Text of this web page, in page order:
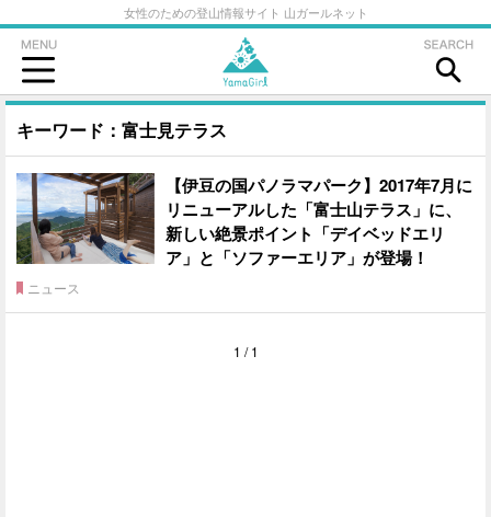
女性のための登山情報サイト 山ガールネット
キーワード：富士見テラス
【伊豆の国パノラマパーク】2017年7月に
リニューアルした「富士山テラス」に、
新しい絶景ポイント「デイベッドエリ
ア」と「ソファーエリア」が登場！
ニュース
1 / 1